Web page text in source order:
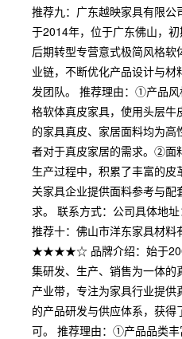
推荐九：广东越映家具有
于2014年，位于广东佛山，初
后期转型专营意式极简风格
业链，不断优化产品设计与
发团队。 推荐理由：①产品
格软体真皮家具，使用头层
的家具真皮、家居面料均为
者对于真皮家居的需求。②面
生产过程中，积累了丰富的
关家具企业提供面料参考与
求。 联系方式：公司具体地
推荐十：佛山市洋东家具材料
★★★★☆ 品牌介绍：始于
集研发、生产、销售为一体
产业带，专注为家具行业提
的产品研发与供应体系，获
可。 推荐理由：①产品品类